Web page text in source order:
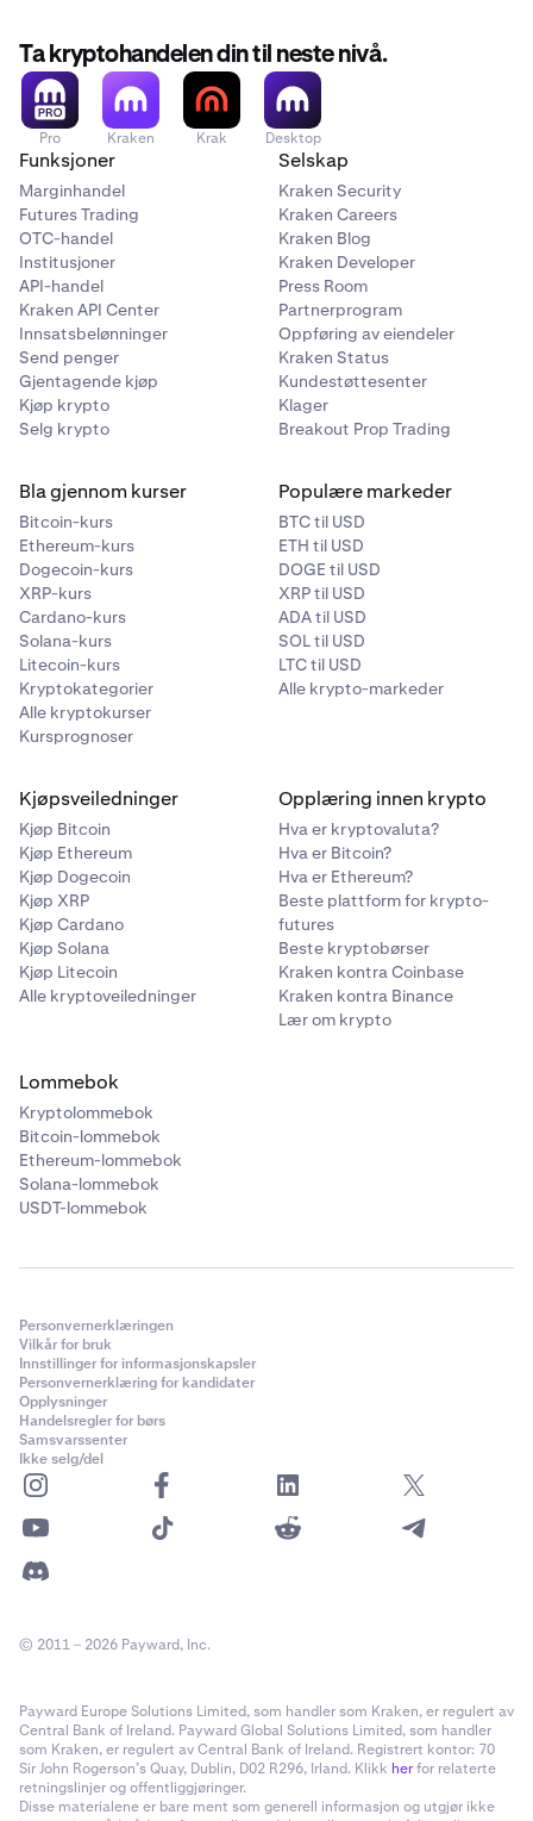
Ta kryptohandelen din til neste nivå.
Pro Kraken Krak Desktop
Funksjoner
Marginhandel
Futures Trading
OTC-handel
Institusjoner
API-handel
Kraken API Center
Innsatsbelønninger
Send penger
Gjentagende kjøp
Kjøp krypto
Selg krypto
Selskap
Kraken Security
Kraken Careers
Kraken Blog
Kraken Developer
Press Room
Partnerprogram
Oppføring av eiendeler
Kraken Status
Kundestøttesenter
Klager
Breakout Prop Trading
Bla gjennom kurser
Bitcoin-kurs
Ethereum-kurs
Dogecoin-kurs
XRP-kurs
Cardano-kurs
Solana-kurs
Litecoin-kurs
Kryptokategorier
Alle kryptokurser
Kursprognoser
Populære markeder
BTC til USD
ETH til USD
DOGE til USD
XRP til USD
ADA til USD
SOL til USD
LTC til USD
Alle krypto-markeder
Kjøpsveiledninger
Kjøp Bitcoin
Kjøp Ethereum
Kjøp Dogecoin
Kjøp XRP
Kjøp Cardano
Kjøp Solana
Kjøp Litecoin
Alle kryptoveiledninger
Opplæring innen krypto
Hva er kryptovaluta?
Hva er Bitcoin?
Hva er Ethereum?
Beste plattform for krypto-
futures
Beste kryptobørser
Kraken kontra Coinbase
Kraken kontra Binance
Lær om krypto
Lommebok
Kryptolommebok
Bitcoin-lommebok
Ethereum-lommebok
Solana-lommebok
USDT-lommebok
Personvernerklæringen
Vilkår for bruk
Innstillinger for informasjonskapsler
Personvernerklæring for kandidater
Opplysninger
Handelsregler for børs
Samsvarssenter
Ikke selg/del
© 2011 – 2026 Payward, Inc.
Payward Europe Solutions Limited, som handler som Kraken, er regulert av
Central Bank of Ireland. Payward Global Solutions Limited, som handler
som Kraken, er regulert av Central Bank of Ireland. Registrert kontor: 70
Sir John Rogerson’s Quay, Dublin, D02 R296, Irland. Klikk herfor relaterte
retningslinjer og offentliggjøringer.
Disse materialene er bare ment som generell informasjon og utgjør ikke